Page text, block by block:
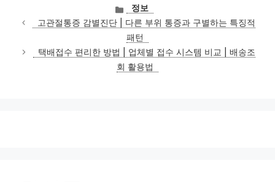
카
테
고
리
정보
고관절통증 감별진단 | 다른 부위 통증과 구별하는 특징적
패턴
택배접수 편리한 방법 | 업체별 접수 시스템 비교 | 배송조
회 활용법